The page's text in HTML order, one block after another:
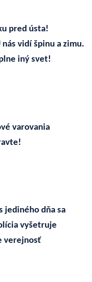
pred ústa!
nás vidí špinu a zimu.
iný svet!
varovania
jediného dňa sa
vyšetruje
verejnosť